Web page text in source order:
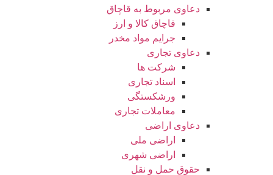
دعاوی مربوط به قاچاق
قاچاق کالا و ارز
جرایم مواد مخدر
دعاوی تجاری
شرکت ها
اسناد تجاری
ورشکستگی
معاملات تجاری
دعاوی اراضی
اراضی ملی
اراضی شهری
حقوق حمل و نقل